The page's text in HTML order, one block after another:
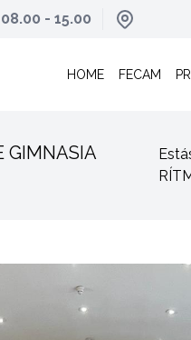
- 15.00
HOME FECAM
GIMNASIA